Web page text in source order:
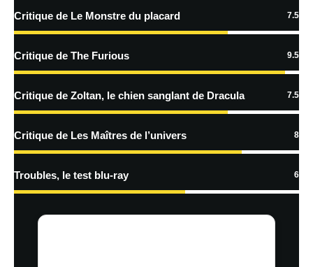
En savoir
traitées
Critique de Le Monstre du placard 7.5
Critique de The Furious 9.5
Critique de Zoltan, le chien sanglant de Dracula 7.5
Critique de Les Maîtres de l’univers 8
Troubles, le test blu-ray 6